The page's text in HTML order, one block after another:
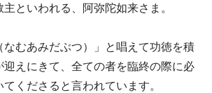
といわれる、阿弥陀如来さま。
なむあみだぶつ）」と唱えて功徳を積
えにきて、全ての者を臨終の際に必
くださると言われています。